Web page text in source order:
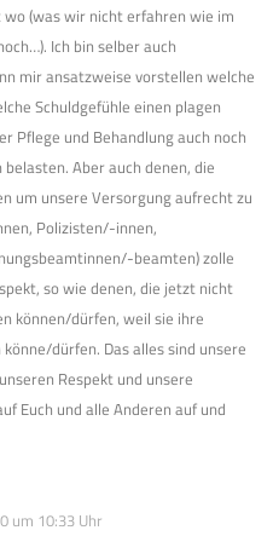
(was wir nicht erfahren wie im
Ich bin selber auch
mir ansatzweise vorstellen welche
Schuldgefühle einen plagen
Pflege und Behandlung auch noch
Aber auch denen, die
um unsere Versorgung aufrecht zu
Polizisten/-innen,
beamten) zolle
so wie denen, die jetzt nicht
können/dürfen, weil sie ihre
dürfen. Das alles sind unsere
Respekt und unsere
Euch und alle Anderen auf und
um 10:33 Uhr